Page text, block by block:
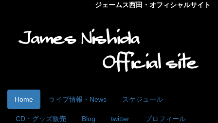
ジェームス西田・オフィシャルサイト
Home ライブ情報・News スケジュール
CD・グッズ販売 Blog twitter プロフィール